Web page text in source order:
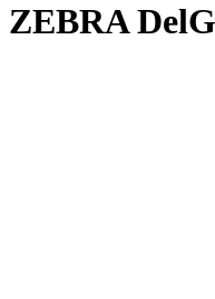
ZEBRA